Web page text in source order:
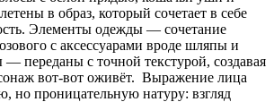
в образ, который сочетает в себе
Элементы одежды — сочетание
с аксессуарами вроде шляпы и
— переданы с точной текстурой, создавая
вот-вот оживёт. Выражение лица
но проницательную натуру: взгляд